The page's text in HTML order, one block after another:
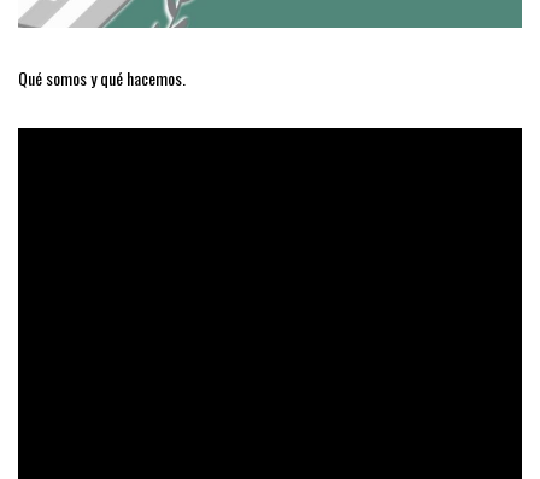
Qué somos y qué hacemos.